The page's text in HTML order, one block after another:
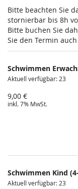
Bitte beachten Sie
stornierbar bis 8h
Bitte buchen Sie
Sie den Termin
Schwimmen
Aktuell verfügbar: 23
9,00 €
inkl. 7% MwSt.
Schwimmen Kind
Aktuell verfügbar: 23